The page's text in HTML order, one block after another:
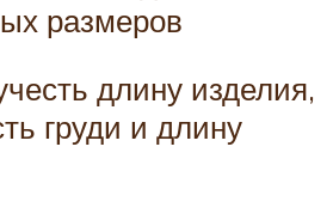
размеров
длину изделия,
груди и длину